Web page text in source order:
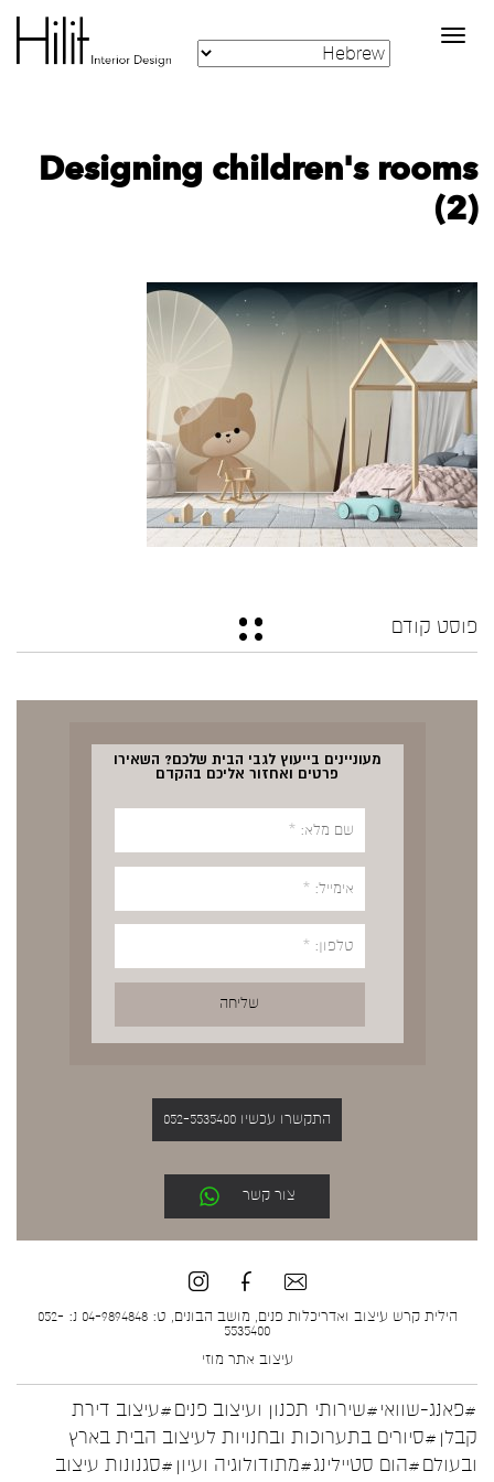
Toggle
navigation
Designing children's rooms
(2)
פוסט קודם
מעוניינים בייעוץ לגבי הבית שלכם? השאירו
פרטים ואחזור אליכם בהקדם
התקשרו עכשיו 052-5535400
צור קשר
הילית קרש עיצוב ואדריכלות פנים, מושב הבונים, ט: 04-9894848 נ: 052-
5535400
עיצוב אתר מוזי
#פאנג-שוואי#שירותי תכנון ועיצוב פנים#עיצוב דירת
קבלן #סיורים בתערוכות ובחנויות לעיצוב הבית בארץ
ובעולם#הום סטיילינג#מתודולוגיה ועיון #סגנונות עיצוב